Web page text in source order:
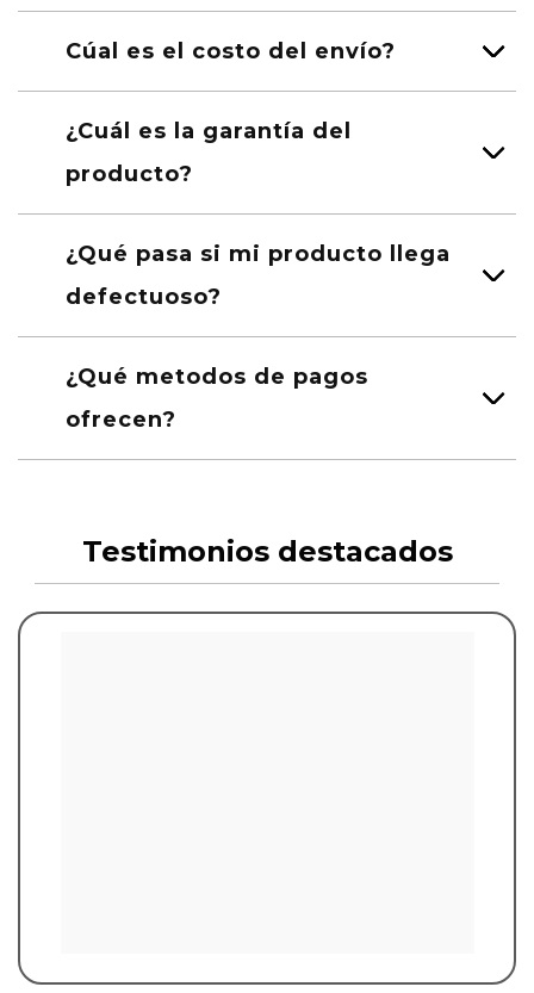
Cúal es el costo del envío?
¿Cuál es la garantía del
producto?
¿Qué pasa si mi producto llega
defectuoso?
¿Qué metodos de pagos
ofrecen?
Testimonios destacados